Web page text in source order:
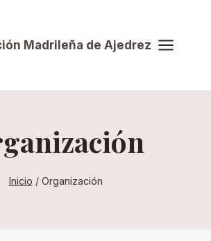
Madrileña de Ajedrez
Inicio / Organización